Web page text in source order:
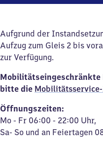
Aufgrund der
Aufzug zum Gleis 2 bis
zur Verfügung.
Mobilitätseingeschränkte
bitte die M
Öffnungszeiten:
Mo - Fr 06:00 - 22:00 Uhr,
Sa- So und an Feiertagen